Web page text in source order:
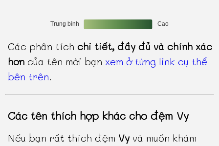
Các phân tích chi tiết, đầy đủ và chính xác
hơn của tên mời bạn xem ở từng link cụ thể
bên trên.
Các tên thích hợp khác cho đệm Vy
Nếu bạn rất thích đệm Vy và muốn khám